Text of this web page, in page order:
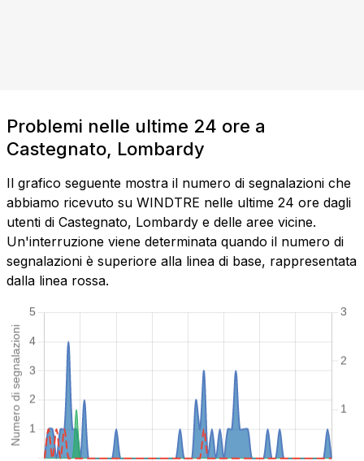
Problemi nelle ultime 24 ore a
Castegnato, Lombardy
Il grafico seguente mostra il numero di segnalazioni che
abbiamo ricevuto su WINDTRE nelle ultime 24 ore dagli
utenti di Castegnato, Lombardy e delle aree vicine.
Un'interruzione viene determinata quando il numero di
segnalazioni è superiore alla linea di base, rappresentata
dalla linea rossa.